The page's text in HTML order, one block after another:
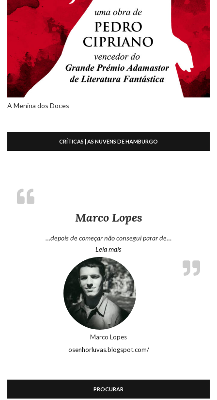
A Menina dos Doces
CRÍTICAS | AS NUVENS DE HAMBURGO
Marco Lopes
…depois de começar não consegui parar de…
Leia mais“Marco Lopes”
Marco Lopes
osenhorluvas.blogspot.com/
PROCURAR